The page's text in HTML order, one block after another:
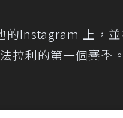
Instagram 上，
拉利的第一個賽季